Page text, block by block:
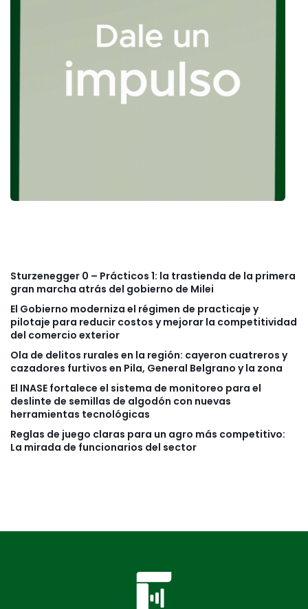
Sturzenegger 0 – Prácticos 1: la trastienda de la primera
gran marcha atrás del gobierno de Milei
El Gobierno moderniza el régimen de practicaje y
pilotaje para reducir costos y mejorar la competitividad
del comercio exterior
Ola de delitos rurales en la región: cayeron cuatreros y
cazadores furtivos en Pila, General Belgrano y la zona
El INASE fortalece el sistema de monitoreo para el
deslinte de semillas de algodón con nuevas
herramientas tecnológicas
Reglas de juego claras para un agro más competitivo:
La mirada de funcionarios del sector